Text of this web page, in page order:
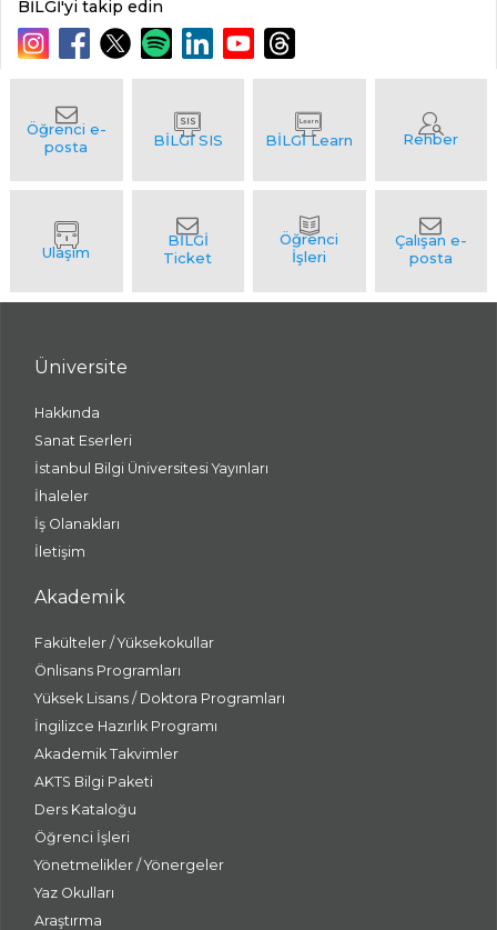
BİLGİ'yi takip edin
Üniversite
Hakkında
Sanat Eserleri
İstanbul Bilgi Üniversitesi Yayınları
İhaleler
İş Olanakları
İletişim
Akademik
Fakülteler / Yüksekokullar
Önlisans Programları
Yüksek Lisans / Doktora Programları
İngilizce Hazırlık Programı
Akademik Takvimler
AKTS Bilgi Paketi
Ders Kataloğu
Öğrenci İşleri
Yönetmelikler / Yönergeler
Yaz Okulları
Araştırma